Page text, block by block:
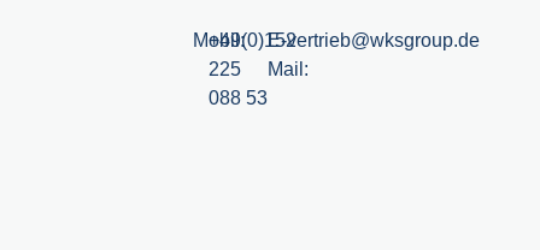
Mobil:
+49(0)152
225
088 53
E-
Mail:
vertrieb@wksgroup.de